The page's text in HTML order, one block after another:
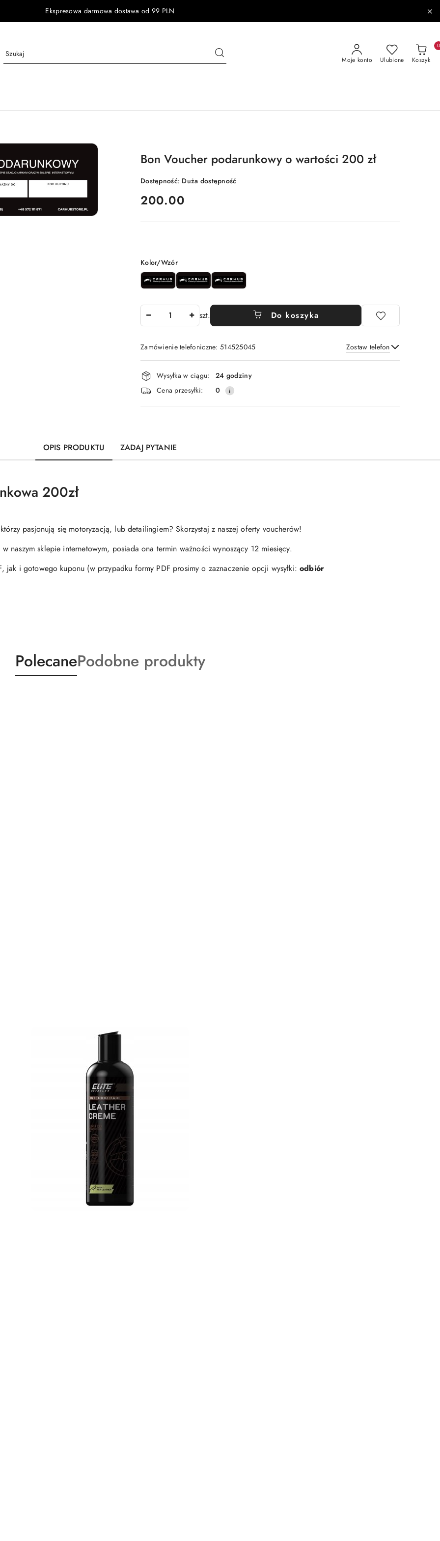
Ekspresowa darmowa dostawa od 99 PLN
Moje konto Ulubione Koszyk
0
Bon Voucher podarunkowy o wartości 200 zł
Dostępność: Duża dostępność
cena:
200.00
Wariant
Kolor/Wzór
szt. Do koszyka
Zamówienie telefoniczne: 514525045 Zostaw telefon
Wyślij
Dostępność
i
dostawa
Wysyłka w ciągu:
24 godziny
Cena przesyłki:
0
OPIS PRODUKTU ZADAJ PYTANIE
200zł
pasjonują się motoryzacją, lub detailingiem? Skorzystaj z naszej oferty voucherów!
naszym sklepie internetowym, posiada ona termin ważności wynoszący 12 miesięcy.
jak i gotowego kuponu (w przypadku formy PDF prosimy o zaznaczenie opcji wysyłki:odbiór
Produkty
o
PolecaneProdukty
o
Podobne produkty